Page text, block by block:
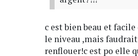
c est bien beau et
le niveau ,mais
renflouer!c est po elle